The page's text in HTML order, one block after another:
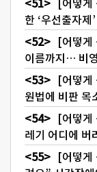
[어떻게
한 ‘우선출자제
[어떻게
이름까지… 비
[어떻게
원법에 비판 목
[어떻게
레기 어디에 버
[어떻게